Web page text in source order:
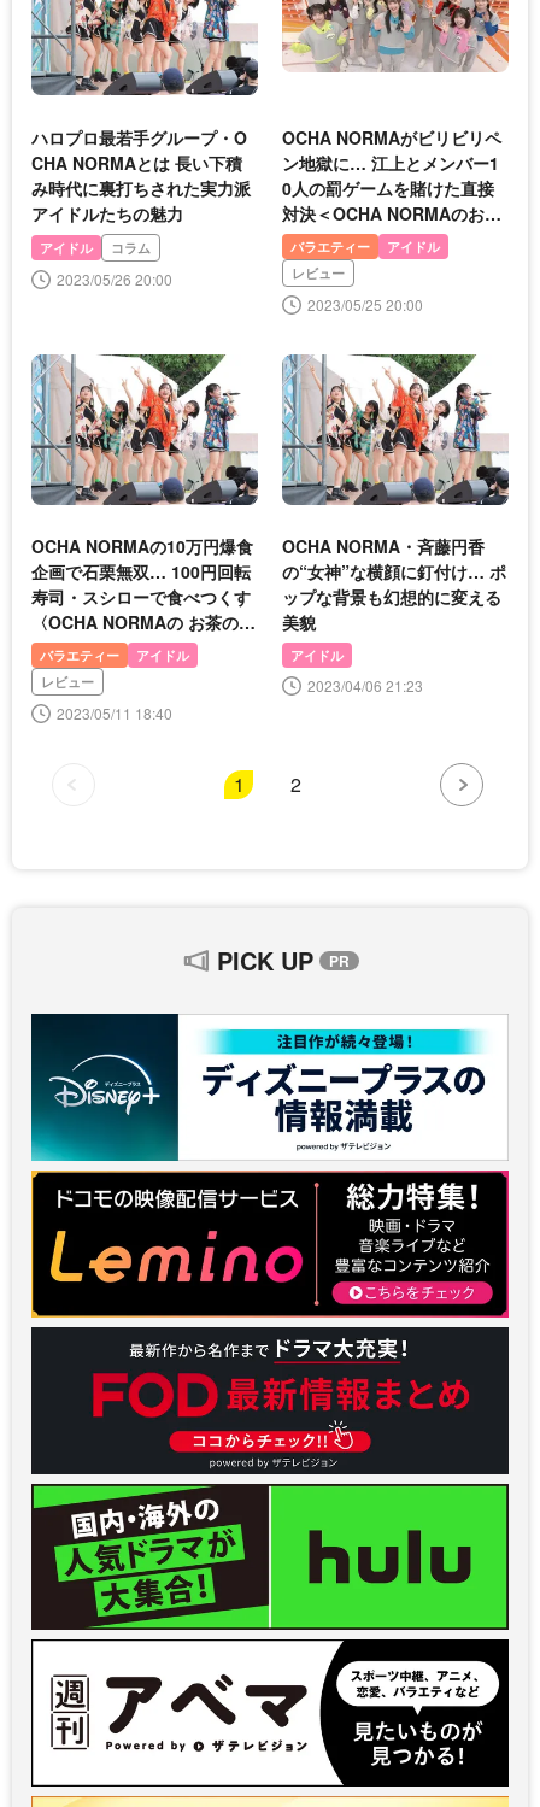
ハロプロ最若手グループ・O
CHA NORMAとは 長い下積
み時代に裏打ちされた実力派
アイドルたちの魅力
アイドル コラム
2023/05/26 20:00
OCHA NORMAがビリビリペ
ン地獄に… 江上とメンバー1
0人の罰ゲームを賭けた直接
対決＜OCHA NORMAのお茶
の間さまの言うとおり＞
バラエティー
アイドル
レビュー
2023/05/25 20:00
OCHA NORMAの10万円爆食
企画で石栗無双… 100円回転
寿司・スシローで食べつくす
〈OCHA NORMAの お茶の間
さまの言うとおり〉
バラエティー
アイドル
レビュー
2023/05/11 18:40
OCHA NORMA・斉藤円香
の“女神”な横顔に釘付け… ポ
ップな背景も幻想的に変える
美貌
アイドル
2023/04/06 21:23
1 2
PICK UP